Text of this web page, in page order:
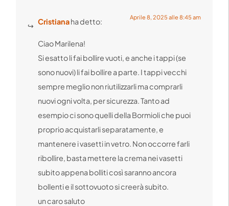
Cristianaha detto: Aprile 8, 2025 alle 8:45 am
Ciao Marilena!
Si esatto li fai bollire vuoti, e anche i tappi (se
sono nuovi) li fai bollire a parte. I tappi vecchi
sempre meglio non riutilizzarli ma comprarli
nuovi ogni volta, per sicurezza. Tanto ad
esempio ci sono quelli della Bormioli che puoi
proprio acquistarli separatamente, e
mantenere i vasetti in vetro. Non occorre farli
ribollire, basta mettere la crema nei vasetti
subito appena bolliti così saranno ancora
bollenti e il sottovuoto si creerà subito.
un caro saluto